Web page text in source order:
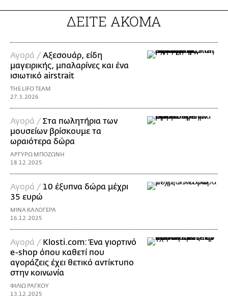
ΔΕΙΤΕ ΑΚΟΜΑ
Αγορά /Αξεσουάρ, είδη
μαγειρικής, μπαλαρίνες και ένα
ισιωτικό airstrait
THE LIFO TEAM
27.3.2026
Αγορά /Στα πωλητήρια των
μουσείων βρίσκουμε τα
ωραιότερα δώρα
ΑΡΓΥΡΩ ΜΠΟΖΩΝΗ
18.12.2025
Αγορά / 10 έξυπνα δώρα μέχρι
35 ευρώ
ΜΙΝΑ ΚΑΛΟΓΕΡΑ
16.12.2025
Αγορά / Klosti.com: Ένα γιορτινό
e-shop όπου καθετί που
αγοράζεις έχει θετικό αντίκτυπο
στην κοινωνία
ΦΙΛΙΩ ΡΑΓΚΟΥ
13.12.2025